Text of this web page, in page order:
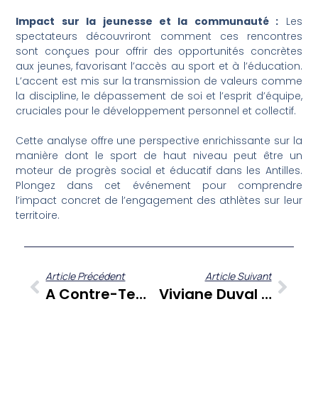
Impact sur la jeunesse et la communauté : Les
spectateurs découvriront comment ces rencontres
sont conçues pour offrir des opportunités concrètes
aux jeunes, favorisant l’accès au sport et à l’éducation.
L’accent est mis sur la transmission de valeurs comme
la discipline, le dépassement de soi et l’esprit d’équipe,
cruciales pour le développement personnel et collectif.
Cette analyse offre une perspective enrichissante sur la
manière dont le sport de haut niveau peut être un
moteur de progrès social et éducatif dans les Antilles.
Plongez dans cet événement pour comprendre
l’impact concret de l’engagement des athlètes sur leur
territoire.
Article Précédent
A Contre-Temps Du 19 Août : Les Chroniques Qui Éclairent Les Défis Caribéens
Article Suivant
Viviane Duval Et Marie Paule Noblas : Deux Voix Fortes Pour La Martinique Dans Fanm E63